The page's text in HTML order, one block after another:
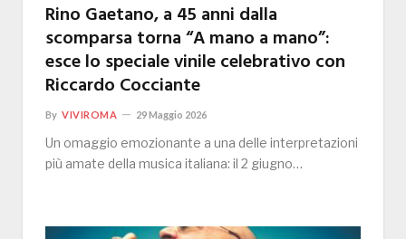
Rino Gaetano, a 45 anni dalla
scomparsa torna “A mano a mano”:
esce lo speciale vinile celebrativo con
Riccardo Cocciante
By VIVIROMA 29 Maggio 2026
Un omaggio emozionante a una delle interpretazioni
più amate della musica italiana: il 2 giugno…